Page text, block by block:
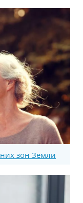
зон Земли